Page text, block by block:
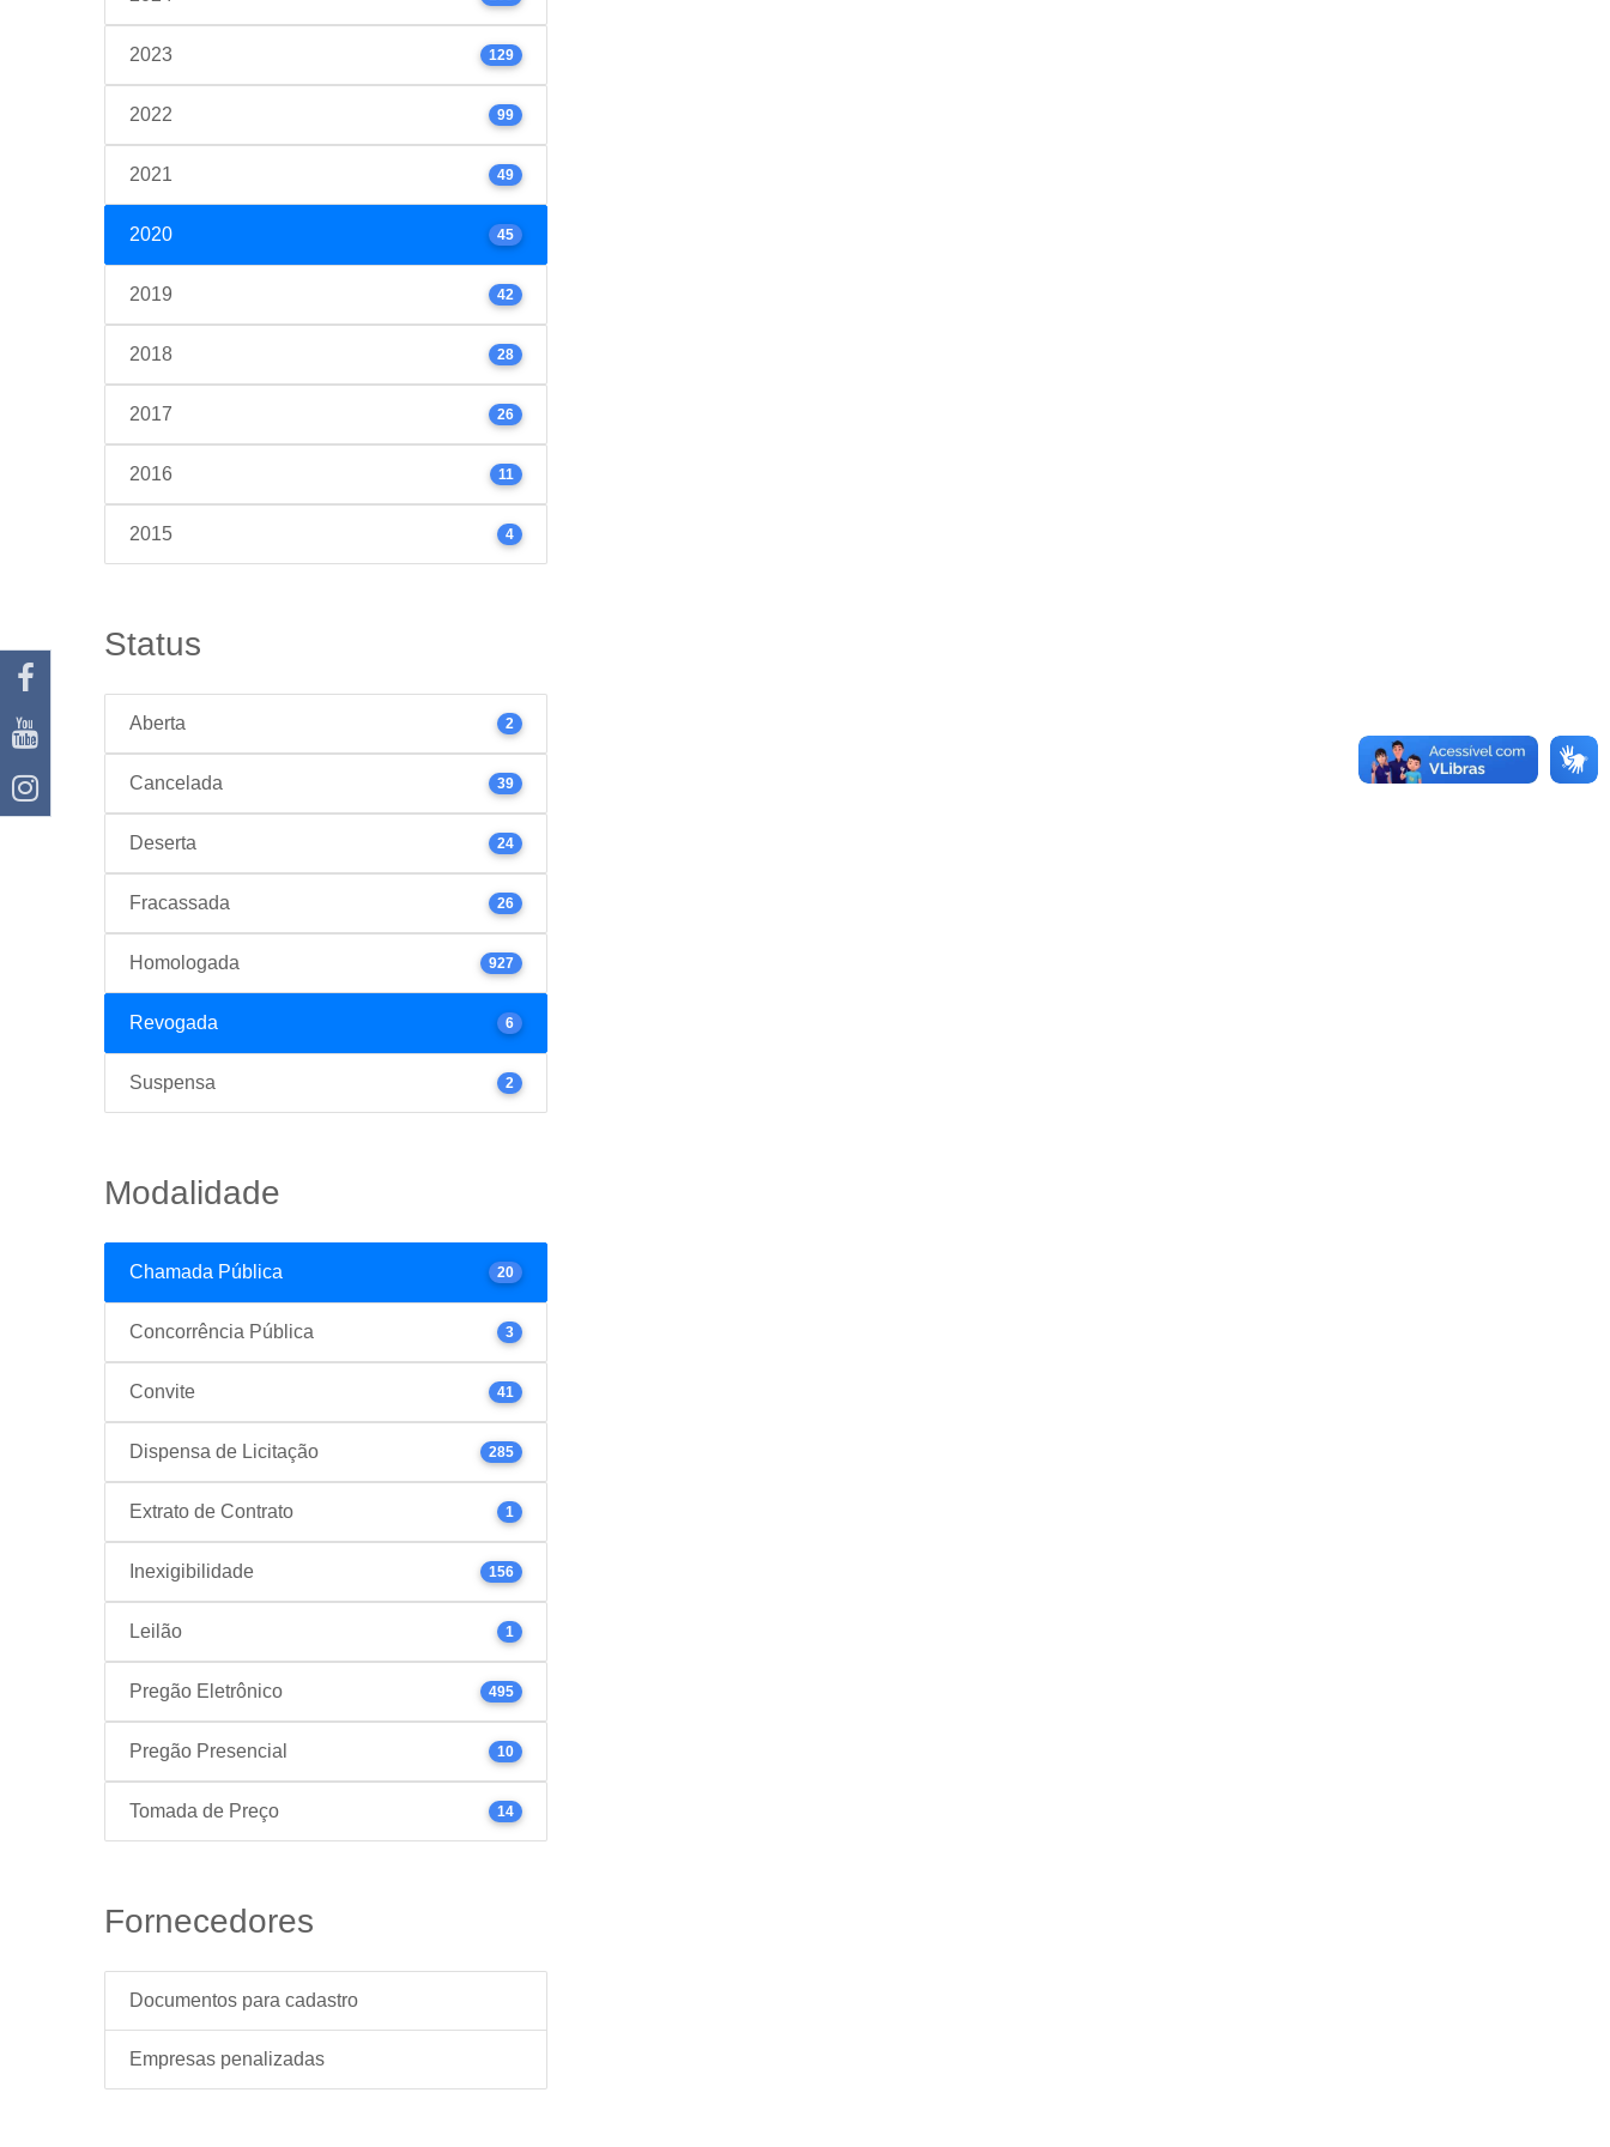
2023 129
2022 99
2021 49
2020 45
2019 42
2018 28
2017 26
2016 11
2015 4
Status
Aberta 2
Cancelada 39
Deserta 24
Fracassada 26
Homologada 927
Revogada 6
Suspensa 2
Modalidade
Chamada Pública 20
Concorrência Pública 3
Convite 41
Dispensa de Licitação 285
Extrato de Contrato 1
Inexigibilidade 156
Leilão 1
Pregão Eletrônico 495
Pregão Presencial 10
Tomada de Preço 14
Fornecedores
Documentos para cadastro
Empresas penalizadas